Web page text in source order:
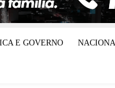
E GOVERNO